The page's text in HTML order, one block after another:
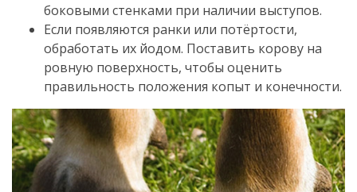
боковыми стенками при наличии выступов.
Если появляются ранки или потёртости,
обработать их йодом. Поставить корову на
ровную поверхность, чтобы оценить
правильность положения копыт и конечности.